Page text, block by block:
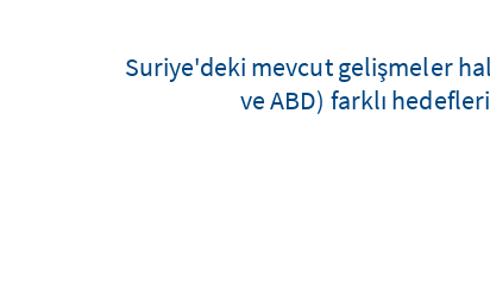
Suriye'deki mevcut gelişmeler
ve ABD) farklı